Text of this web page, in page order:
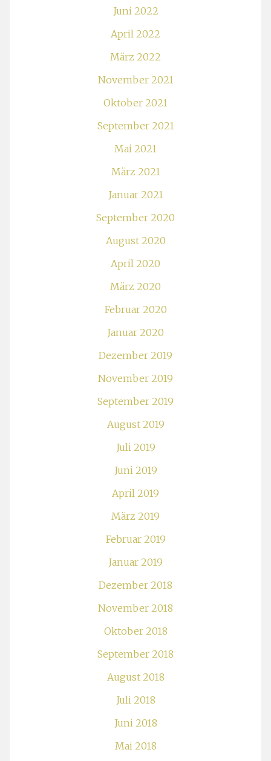
Juni 2022
April 2022
März 2022
November 2021
Oktober 2021
September 2021
Mai 2021
März 2021
Januar 2021
September 2020
August 2020
April 2020
März 2020
Februar 2020
Januar 2020
Dezember 2019
November 2019
September 2019
August 2019
Juli 2019
Juni 2019
April 2019
März 2019
Februar 2019
Januar 2019
Dezember 2018
November 2018
Oktober 2018
September 2018
August 2018
Juli 2018
Juni 2018
Mai 2018